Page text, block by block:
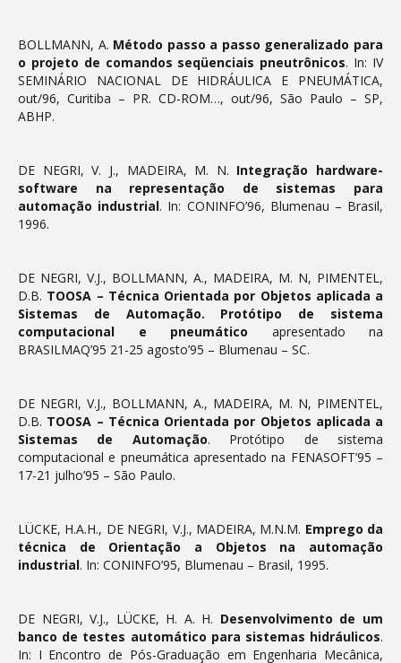
BOLLMANN, A. Método passo a passo generalizado para
o projeto de comandos seqüenciais pneutrônicos. In: IV
SEMINÁRIO NACIONAL DE HIDRÁULICA E PNEUMÁTICA,
out/96, Curitiba – PR. CD-ROM…, out/96, São Paulo – SP,
ABHP.
DE NEGRI, V. J., MADEIRA, M. N. Integração hardware-
software na representação de sistemas para
automação industrial. In: CONINFO’96, Blumenau – Brasil,
1996.
DE NEGRI, V.J., BOLLMANN, A., MADEIRA, M. N, PIMENTEL,
D.B. TOOSA – Técnica Orientada por Objetos aplicada a
Sistemas de Automação. Protótipo de sistema
computacional e pneumático apresentado na
BRASILMAQ’95 21-25 agosto’95 – Blumenau – SC.
DE NEGRI, V.J., BOLLMANN, A., MADEIRA, M. N, PIMENTEL,
D.B. TOOSA – Técnica Orientada por Objetos aplicada a
Sistemas de Automação. Protótipo de sistema
computacional e pneumática apresentado na FENASOFT’95 –
17-21 julho’95 – São Paulo.
LÜCKE, H.A.H., DE NEGRI, V.J., MADEIRA, M.N.M. Emprego da
técnica de Orientação a Objetos na automação
industrial. In: CONINFO’95, Blumenau – Brasil, 1995.
DE NEGRI, V.J., LÜCKE, H. A. H. Desenvolvimento de um
banco de testes automático para sistemas hidráulicos.
In: I Encontro de Pós-Graduação em Engenharia Mecânica,